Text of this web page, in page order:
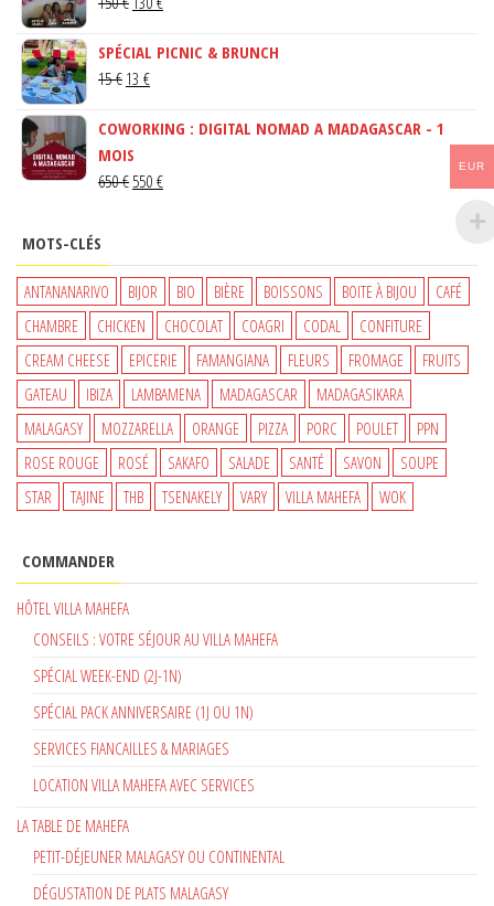
INITIAL
ÉTAIT :
ACTUEL
SPÉCIAL PICNIC & BRUNCH
15€ LE
INITIAL
ÉTAIT :
15 €.
13 €LE
ACTUEL
13 €.
COWORKING : DIGITAL NOMAD A MADAGASCAR - 1
MOIS
650€ LE
ÉTAIT :
650 €.
550 €LE
EST :
550 €.
MOTS-CLÉS
ANTANANARIVO BIJOR BIO BIÈRE BOISSONS BOITE À BIJOU
CAFÉ
CHAMBRE
CHICKEN CHOCOLAT COAGRI CODAL
CONFITURE
CREAM CHEESE
EPICERIE FAMANGIANA FLEURS FROMAGE
FRUITS
GATEAU
IBIZA LAMBAMENA MADAGASCAR
MADAGASIKARA
MALAGASY
MOZZARELLA ORANGE PIZZA PORC POULET
PPN
ROSE ROUGE
ROSÉ SAKAFO SALADE SANTÉ SAVON
SOUPE
STAR
TAJINE THB TSENAKELY VARY VILLA MAHEFA WOK
COMMANDER
HÔTEL VILLA MAHEFA
CONSEILS : VOTRE SÉJOUR AU VILLA MAHEFA
SPÉCIAL WEEK-END (2J-1N)
SPÉCIAL PACK ANNIVERSAIRE (1J OU 1N)
SERVICES FIANCAILLES & MARIAGES
LOCATION VILLA MAHEFA AVEC SERVICES
LA TABLE DE MAHEFA
PETIT-DÉJEUNER MALAGASY OU CONTINENTAL
DÉGUSTATION DE PLATS MALAGASY
EUR